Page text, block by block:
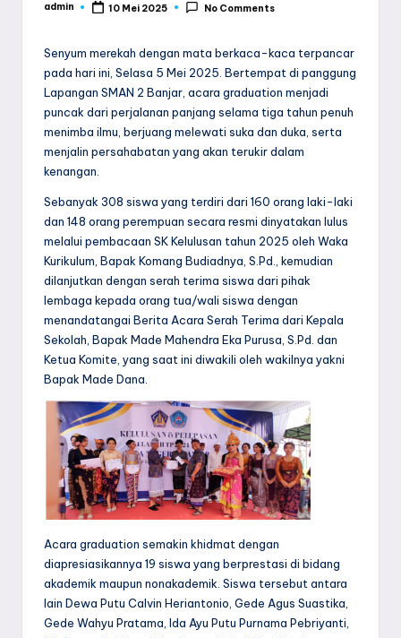
Posted
admin 10 Mei 2025 No Comments
Senyum merekah dengan mata berkaca-kaca terpancar
pada hari ini, Selasa 5 Mei 2025. Bertempat di panggung
Lapangan SMAN 2 Banjar, acara graduation menjadi
puncak dari perjalanan panjang selama tiga tahun penuh
menimba ilmu, berjuang melewati suka dan duka, serta
menjalin persahabatan yang akan terukir dalam
kenangan.
Sebanyak 308 siswa yang terdiri dari 160 orang laki-laki
dan 148 orang perempuan secara resmi dinyatakan lulus
melalui pembacaan SK Kelulusan tahun 2025 oleh Waka
Kurikulum, Bapak Komang Budiadnya, S.Pd., kemudian
dilanjutkan dengan serah terima siswa dari pihak
lembaga kepada orang tua/wali siswa dengan
menandatangai Berita Acara Serah Terima dari Kepala
Sekolah, Bapak Made Mahendra Eka Purusa, S.Pd. dan
Ketua Komite, yang saat ini diwakili oleh wakilnya yakni
Bapak Made Dana.
Acara graduation semakin khidmat dengan
diapresiasikannya 19 siswa yang berprestasi di bidang
akademik maupun nonakademik. Siswa tersebut antara
lain Dewa Putu Calvin Heriantonio, Gede Agus Suastika,
Gede Wahyu Pratama, Ida Ayu Putu Purnama Pebriyanti,